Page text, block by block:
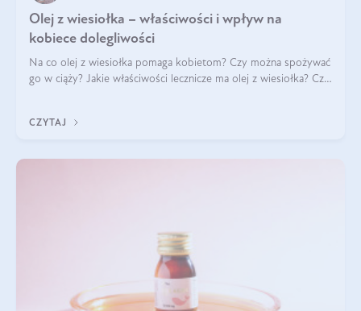
Olej z wiesiołka – właściwości i wpływ na
kobiece dolegliwości
Na co olej z wiesiołka pomaga kobietom? Czy można spożywać
go w ciąży? Jakie właściwości lecznicze ma olej z wiesiołka? Czy
CZYTAJ